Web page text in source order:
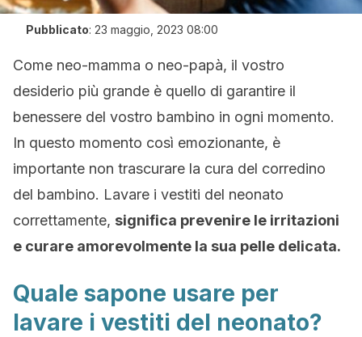
Pubblicato: 23 maggio, 2023 08:00
Come neo-mamma o neo-papà, il vostro
desiderio più grande è quello di garantire il
benessere del vostro bambino in ogni momento.
In questo momento così emozionante, è
importante non trascurare la cura del corredino
del bambino. Lavare i vestiti del neonato
correttamente, significa prevenire le irritazioni
e curare amorevolmente la sua pelle delicata.
Quale sapone usare per
lavare i vestiti del neonato?